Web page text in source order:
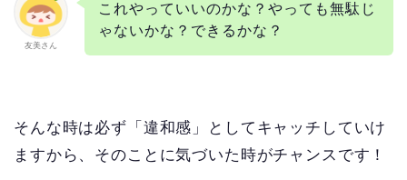
友美さん
これやっていいのかな？やっても無駄じ
ゃないかな？できるかな？
そんな時は必ず「違和感」としてキャッチしていけ
ますから、そのことに気づいた時がチャンスです！